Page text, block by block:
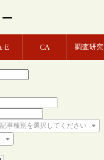
E CA 調査研究
事種別を選択してください
選択してください